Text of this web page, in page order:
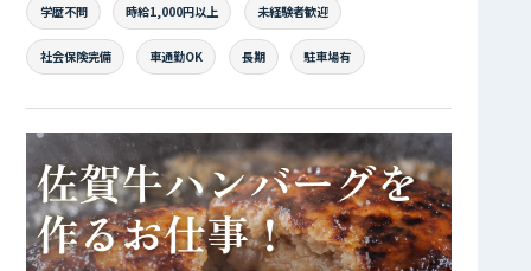
学歴不問 時給1,000円以上 未経験者歓迎
社会保険完備 車通勤OK 長期 駐車場有